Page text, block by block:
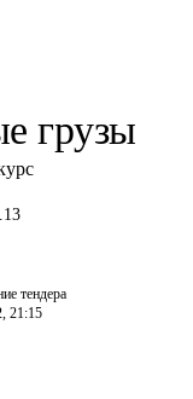
грузы
тендера
21:15